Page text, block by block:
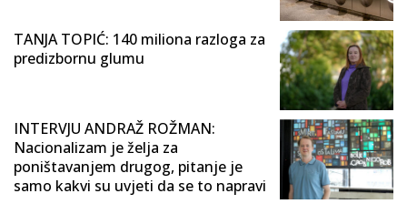
TANJA TOPIĆ: 140 miliona razloga za
predizbornu glumu
INTERVJU ANDRAŽ ROŽMAN:
Nacionalizam je želja za
poništavanjem drugog, pitanje je
samo kakvi su uvjeti da se to napravi